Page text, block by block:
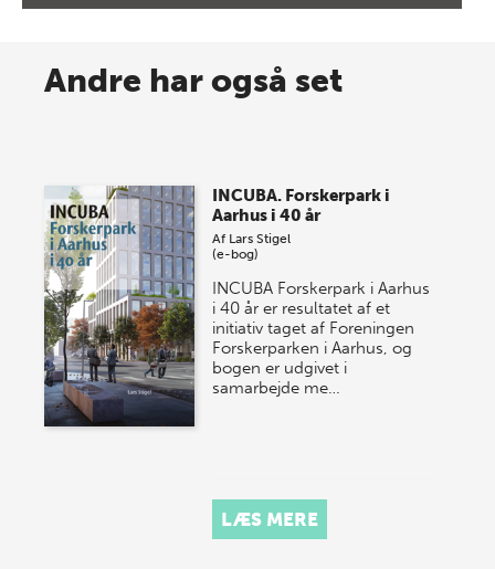
Spar op til 70% til sommer-
onsdag den 10. j…
Andre har også set
INCUBA. Forskerpark i
Aarhus i 40 år
Af Lars Stigel
(e-bog)
INCUBA Forskerpark i Aarhus
i 40 år er resultatet af et
initiativ taget af Foreningen
Forskerparken i Aarhus, og
bogen er udgivet i
samarbejde me…
LÆS MERE